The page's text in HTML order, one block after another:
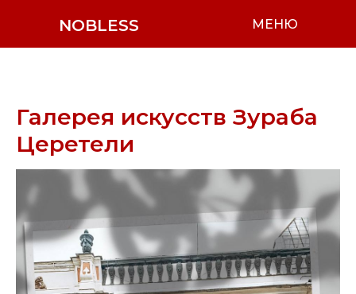
NOBLESS МЕНЮ
Галерея искусств Зураба
Церетели